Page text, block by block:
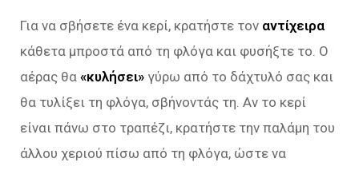
Για να σβήσετε ένα κερί, κρατήστε τον αντίχειρα
κάθετα μπροστά από τη φλόγα και φυσήξτε το. Ο
αέρας θα «κυλήσει» γύρω από το δάχτυλό σας και
θα τυλίξει τη φλόγα, σβήνοντάς τη. Αν το κερί
είναι πάνω στο τραπέζι, κρατήστε την παλάμη του
άλλου χεριού πίσω από τη φλόγα, ώστε να